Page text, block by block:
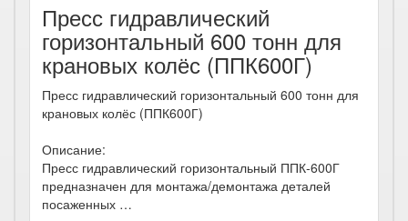
Пресс гидравлический
горизонтальный 600 тонн для
крановых колёс (ППК600Г)
Пресс гидравлический горизонтальный 600 тонн для
крановых колёс (ППК600Г)
Описание:
Пресс гидравлический горизонтальный ППК-600Г
предназначен для монтажа/демонтажа деталей
посаженных …